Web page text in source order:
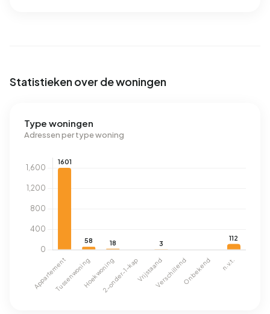
Statistieken over de woningen
Type woningen
Adressen per type woning